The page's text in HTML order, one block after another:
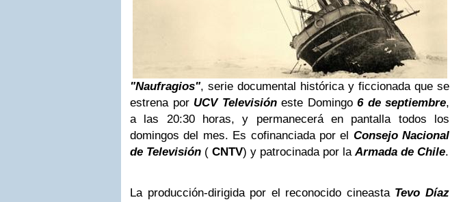
"Naufragios", serie documental histórica y ficcionada que se
estrena por UCV Televisióneste Domingo 6 de septiembre,
a las 20:30 horas, y permanecerá en pantalla todos los
domingos del mes. Es cofinanciada por el Consejo Nacional
de Televisión ( CNTV) y patrocinada por laArmada de Chile.
La producción-dirigida por el reconocido cineasta Tevo Díaz